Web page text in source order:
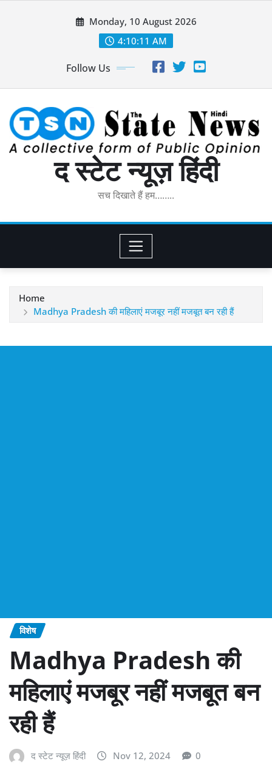
Monday, 10 August 2026
4:10:12 AM
Follow Us
द स्टेट न्यूज़ हिंदी
सच दिखाते हैं हम……..
Home
Madhya Pradesh की महिलाएं मजबूर नहीं मजबूत बन रही हैं
विशेष
Madhya Pradesh की
महिलाएं मजबूर नहीं मजबूत बन
रही हैं
द स्टेट न्यूज़ हिंदी Nov 12, 2024 0